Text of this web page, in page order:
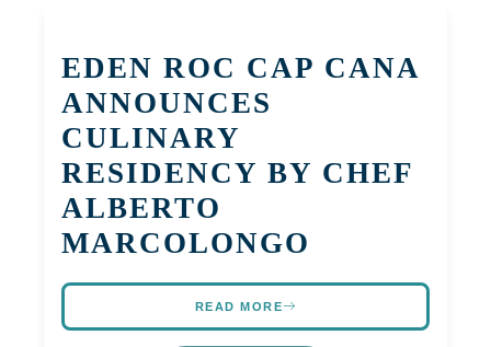
EDEN ROC CAP CANA
ANNOUNCES
CULINARY
RESIDENCY BY CHEF
ALBERTO
MARCOLONGO
READ MORE